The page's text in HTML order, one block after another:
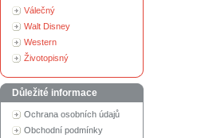
Válečný
Walt Disney
Western
Životopisný
Důležité informace
Ochrana osobních údajů
Obchodní podmínky